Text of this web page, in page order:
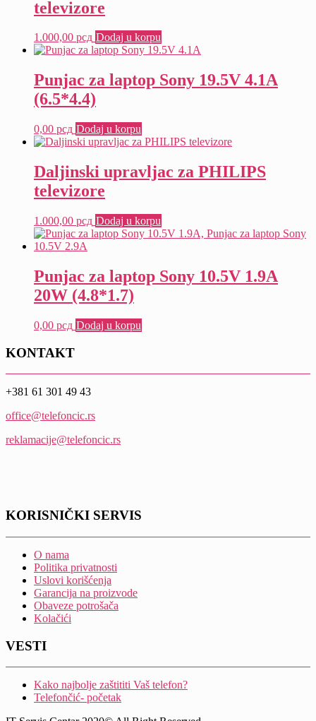
televizore
1.000,00 рсд Dodaj u korpu
Punjac za laptop Sony 19.5V 4.1A
(6.5*4.4)
0,00 рсд Dodaj u korpu
Daljinski upravljac za PHILIPS
televizore
1.000,00 рсд Dodaj u korpu
Punjac za laptop Sony 10.5V 1.9A
20W (4.8*1.7)
0,00 рсд Dodaj u korpu
KONTAKT
+381 61 301 49 43
office@telefoncic.rs
reklamacije@telefoncic.rs
KORISNIČKI SERVIS
O nama
Politika privatnosti
Uslovi korišćenja
Garancija na proizvode
Obaveze potrošača
Kolačići
VESTI
Kako najbolje zaštititi Vaš telefon?
Telefončić- početak